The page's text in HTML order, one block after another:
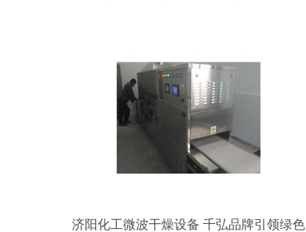
济阳化工微波干燥设备 千弘品牌引领绿色